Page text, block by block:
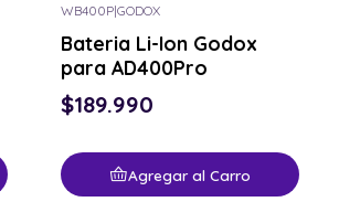
WB400P|GODOX
Bateria Li-Ion Godox
para AD400Pro
$189.990
Agregar al Carro